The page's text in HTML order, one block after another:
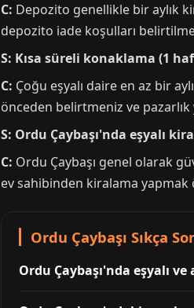
C: Depozito genellikle bir aylık
depozito iade koşulları
S: Kısa süreli konaklama (1
C: Çoğu eşyalı daire en az bir
önceden belirtmeniz ve pazarlık
S: Ordu Çaybaşı'nda eşyalı
C: Ordu Çaybaşı genel olarak
ev sahibinden kiralama
Ordu Çaybaşı Sıkça
Ordu Çaybaşı'nda eşyalı